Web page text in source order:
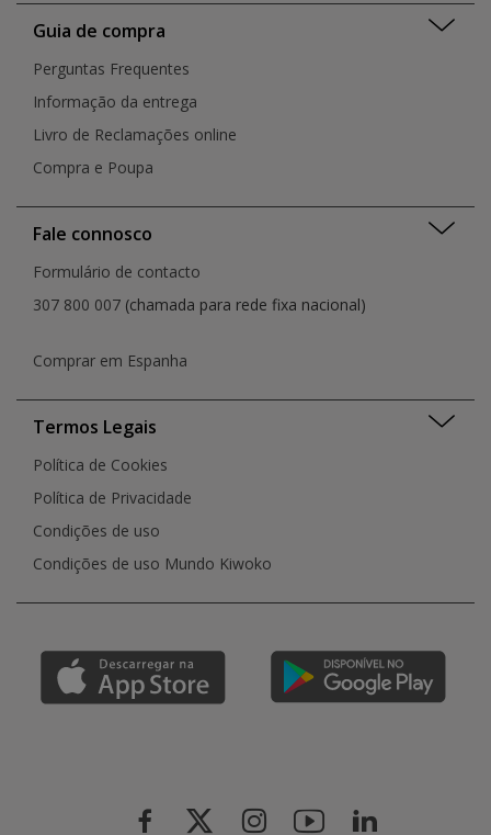
Guia de compra
Perguntas Frequentes
Informação da entrega
Livro de Reclamações online
Compra e Poupa
Fale connosco
Formulário de contacto
307 800 007 (chamada para rede fixa nacional)
Comprar em Espanha
Termos Legais
Política de Cookies
Política de Privacidade
Condições de uso
Condições de uso Mundo Kiwoko